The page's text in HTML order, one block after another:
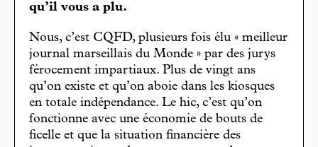
qu’il vous a plu.
Nous, c’est CQFD, plusieurs fois élu « meilleur
journal marseillais du Monde » par des jurys
férocement impartiaux. Plus de vingt ans
qu’on existe et qu’on aboie dans les kiosques
en totale indépendance. Le hic, c’est qu’on
fonctionne avec une économie de bouts de
ficelle et que la situation financière des